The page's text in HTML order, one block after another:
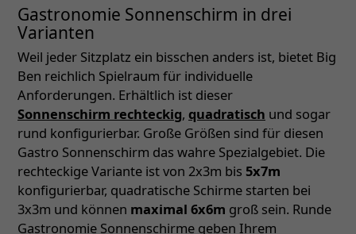
Gastronomie Sonnenschirm in drei
Varianten
Weil jeder Sitzplatz ein bisschen anders ist, bietet Big
Ben reichlich Spielraum für individuelle
Anforderungen. Erhältlich ist dieser
Sonnenschirm rechteckig, quadratisch und sogar
rund konfigurierbar. Große Größen sind für diesen
Gastro Sonnenschirm das wahre Spezialgebiet. Die
rechteckige Variante ist von 2x3m bis 5x7m
konfigurierbar, quadratische Schirme starten bei
3x3m und können maximal 6x6m groß sein. Runde
Gastronomie Sonnenschirme geben Ihrem